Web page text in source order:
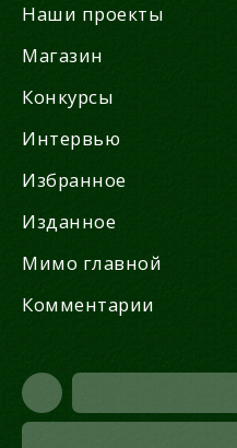
Наши проекты
Магазин
Конкурсы
Интервью
Избранное
Изданное
Мимо главной
Комментарии